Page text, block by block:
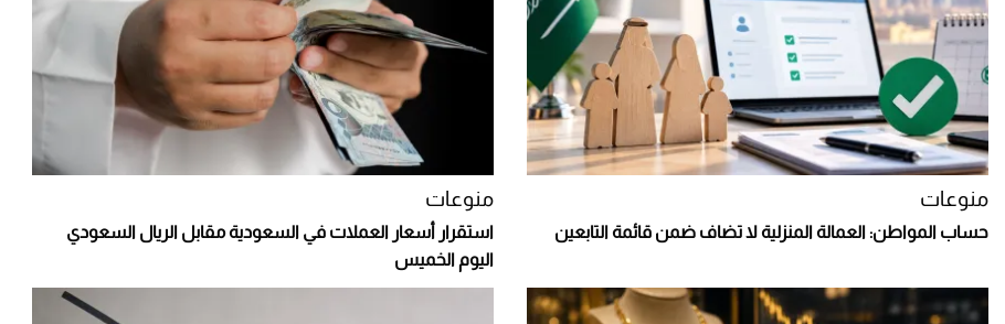
منوعات
حساب المواطن: العمالة المنزلية لا تضاف ضمن قائمة التابعين
منوعات
استقرار أسعار العملات في السعودية مقابل الريال السعودي
اليوم الخميس